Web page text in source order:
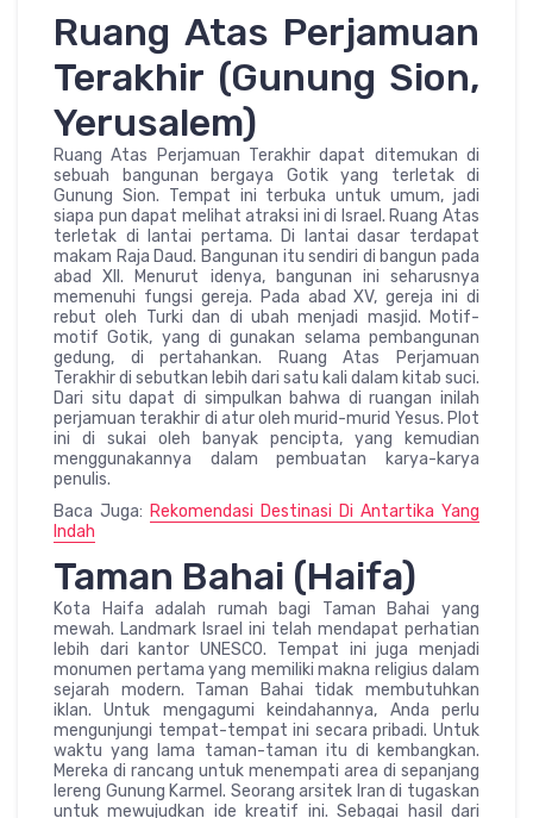
Ruang Atas Perjamuan
Terakhir (Gunung Sion,
Yerusalem)
Ruang Atas Perjamuan Terakhir dapat ditemukan di
sebuah bangunan bergaya Gotik yang terletak di
Gunung Sion. Tempat ini terbuka untuk umum, jadi
siapa pun dapat melihat atraksi ini di Israel. Ruang Atas
terletak di lantai pertama. Di lantai dasar terdapat
makam Raja Daud. Bangunan itu sendiri di bangun pada
abad XII. Menurut idenya, bangunan ini seharusnya
memenuhi fungsi gereja. Pada abad XV, gereja ini di
rebut oleh Turki dan di ubah menjadi masjid. Motif-
motif Gotik, yang di gunakan selama pembangunan
gedung, di pertahankan. Ruang Atas Perjamuan
Terakhir di sebutkan lebih dari satu kali dalam kitab suci.
Dari situ dapat di simpulkan bahwa di ruangan inilah
perjamuan terakhir di atur oleh murid-murid Yesus. Plot
ini di sukai oleh banyak pencipta, yang kemudian
menggunakannya dalam pembuatan karya-karya
penulis.
Baca Juga: Rekomendasi Destinasi Di Antartika Yang
Indah
Taman Bahai (Haifa)
Kota Haifa adalah rumah bagi Taman Bahai yang
mewah. Landmark Israel ini telah mendapat perhatian
lebih dari kantor UNESCO. Tempat ini juga menjadi
monumen pertama yang memiliki makna religius dalam
sejarah modern. Taman Bahai tidak membutuhkan
iklan. Untuk mengagumi keindahannya, Anda perlu
mengunjungi tempat-tempat ini secara pribadi. Untuk
waktu yang lama taman-taman itu di kembangkan.
Mereka di rancang untuk menempati area di sepanjang
lereng Gunung Karmel. Seorang arsitek Iran di tugaskan
untuk mewujudkan ide kreatif ini. Sebagai hasil dari